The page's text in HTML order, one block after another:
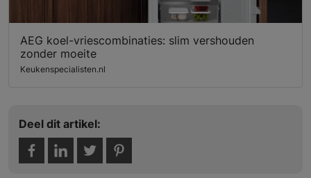
AEG koel-vriescombinaties: slim vershouden
zonder moeite
Keukenspecialisten.nl
Deel dit artikel: